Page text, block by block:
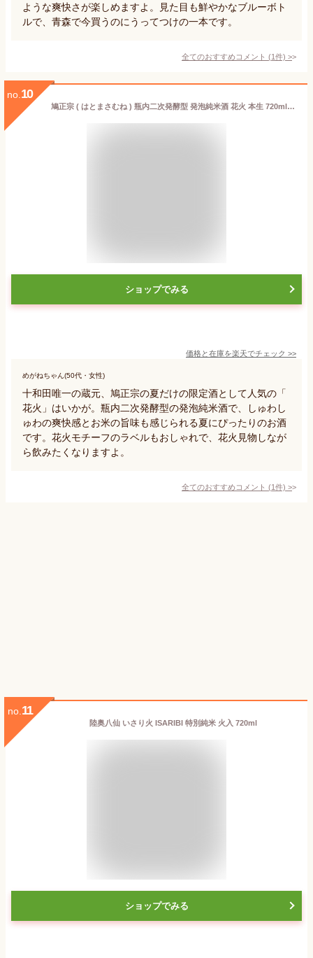
ような爽快さが楽しめますよ。見た目も鮮やかなブルーボト
ルで、青森で今買うのにうってつけの一本です。
全てのおすすめコメント (1件) >
no. 10
鳩正宗 ( はとまさむね ) 瓶内二次発酵型 発泡純米酒 花火 本生 720ml / 青森県 鳩正宗株式会社【 7094 】【 日本酒 】【 要冷蔵 】【 お中元 贈り物 ギフト プレゼント 】
ショップでみる
価格と在庫を楽天でチェック >>
めがねちゃん(50代・女性)
十和田唯一の蔵元、鳩正宗の夏だけの限定酒として人気の「
花火」はいかが。瓶内二次発酵型の発泡純米酒で、しゅわし
ゅわの爽快感とお米の旨味も感じられる夏にぴったりのお酒
です。花火モチーフのラベルもおしゃれで、花火見物しなが
ら飲みたくなりますよ。
全てのおすすめコメント (1件) >
no. 11
陸奥八仙 いさり火 ISARIBI 特別純米 火入 720ml
ショップでみる